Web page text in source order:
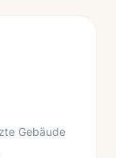
Gebäude